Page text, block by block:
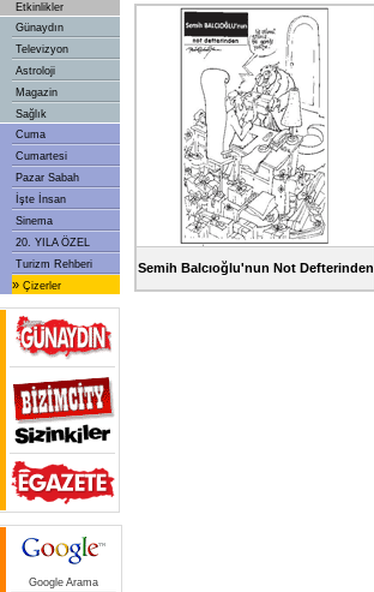
Etkinlikler
Günaydın
Televizyon
Astroloji
Magazin
Sağlık
Cuma
Cumartesi
Pazar Sabah
İşte İnsan
Sinema
20. YILA ÖZEL
Turizm Rehberi
» Çizerler
Google Arama
Semih Balcıoğlu'nun Not Defterinden